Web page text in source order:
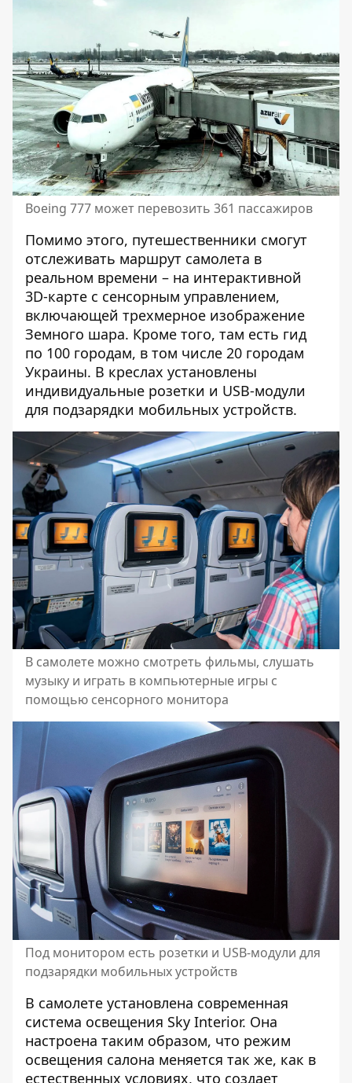
Boeing 777 может перевозить 361 пассажиров
Помимо этого, путешественники смогут
отслеживать маршрут самолета в
реальном времени – на интерактивной
3D-карте с сенсорным управлением,
включающей трехмерное изображение
Земного шара. Кроме того, там есть гид
по 100 городам, в том числе 20 городам
Украины. В креслах установлены
индивидуальные розетки и USB-модули
для подзарядки мобильных устройств.
В самолете можно смотреть фильмы, слушать
музыку и играть в компьютерные игры с
помощью сенсорного монитора
Под монитором есть розетки и USB-модули для
подзарядки мобильных устройств
В самолете установлена современная
система освещения Sky Interior. Она
настроена таким образом, что режим
освещения салона меняется так же, как в
естественных условиях, что создает